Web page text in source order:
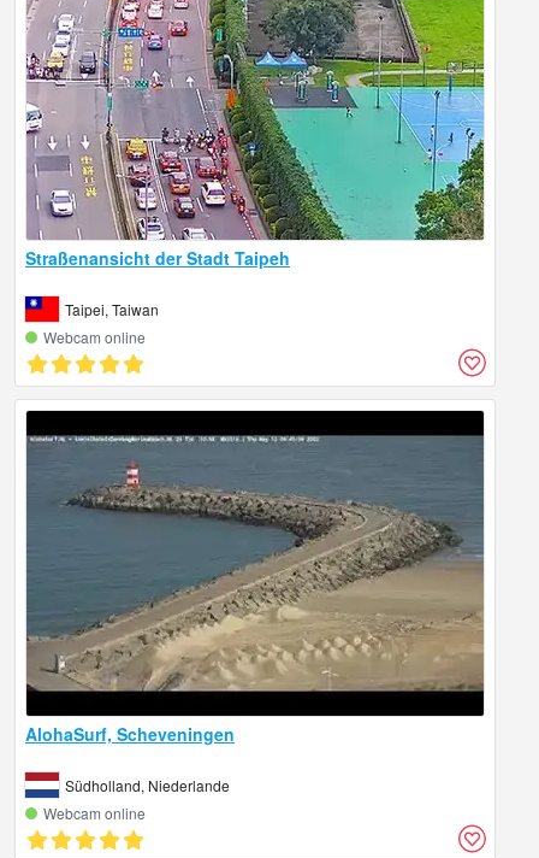
Straßenansicht der Stadt Taipeh
Taipei, Taiwan
Webcam online
AlohaSurf, Scheveningen
Südholland, Niederlande
Webcam online